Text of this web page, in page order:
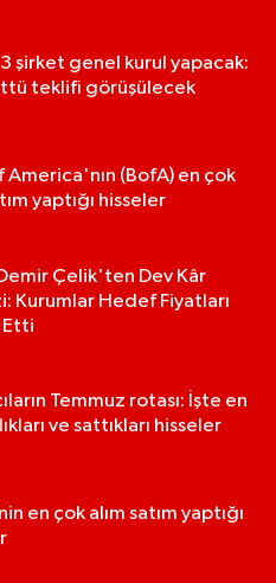
şirket genel kurul yapacak:
teklifi görüşülecek
America'nın (BofA) en çok
yaptığı hisseler
Çelik'ten Dev Kâr
Kurumlar Hedef Fiyatları
Etti
Temmuz rotası: İşte en
ve sattıkları hisseler
en çok alım satım yaptığı